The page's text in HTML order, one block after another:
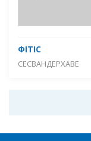
ФІТІС
СЕСВАНДЕРХАВЕ